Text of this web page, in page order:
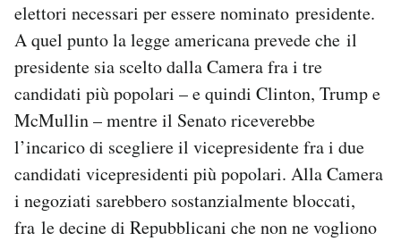
elettori necessari per essere nominato presidente.
A quel punto la legge americana prevede che il
presidente sia scelto dalla Camera fra i tre
candidati più popolari – e quindi Clinton, Trump e
McMullin – mentre il Senato riceverebbe
l’incarico di scegliere il vicepresidente fra i due
candidati vicepresidenti più popolari. Alla Camera
i negoziati sarebbero sostanzialmente bloccati,
fra le decine di Repubblicani che non ne vogliono